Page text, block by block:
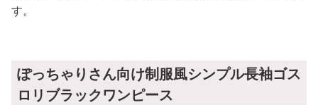
す。
ぽっちゃりさん向け制服風シンプル長袖ゴス
ロリブラックワンピース